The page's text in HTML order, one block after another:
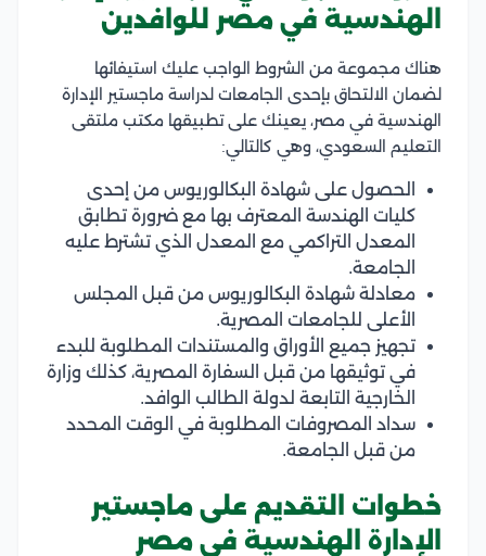
الهندسية في مصر للوافدين
هناك مجموعة من الشروط الواجب عليك استيفائها
لضمان الالتحاق بإحدى الجامعات لدراسة ماجستير الإدارة
الهندسية في مصر، يعينك على تطبيقها مكتب ملتقى
التعليم السعودي، وهي كالتالي:
الحصول على شهادة البكالوريوس من إحدى
كليات الهندسة المعترف بها مع ضرورة تطابق
المعدل التراكمي مع المعدل الذي تشترط عليه
الجامعة.
معادلة شهادة البكالوريوس من قبل المجلس
الأعلى للجامعات المصرية.
تجهيز جميع الأوراق والمستندات المطلوبة للبدء
في توثيقها من قبل السفارة المصرية، كذلك وزارة
الخارجية التابعة لدولة الطالب الوافد.
سداد المصروفات المطلوبة في الوقت المحدد
من قبل الجامعة.
خطوات التقديم على ماجستير
الإدارة الهندسية في مصر